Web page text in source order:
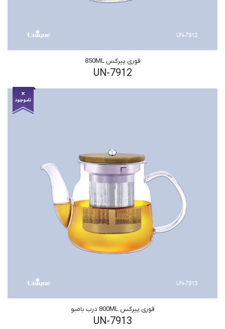
قوری پیرکس 850ML
UN-7912
قوری پیرکس 800ML درب بامبو
UN-7913